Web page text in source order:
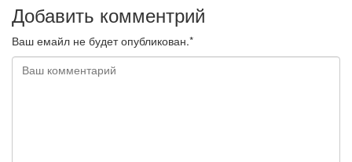
Добавить комментрий
Ваш емайл не будет опубликован.*